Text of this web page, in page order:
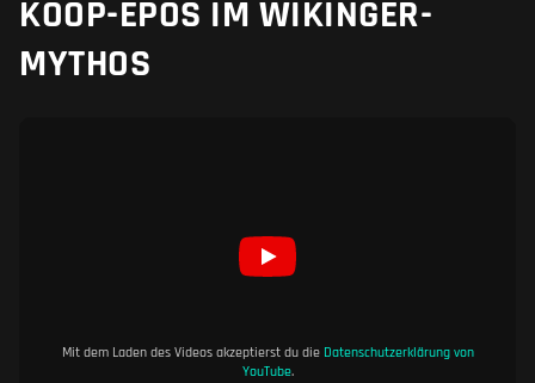
KOOP-EPOS IM WIKINGER-
MYTHOS
Mit dem Laden des Videos akzeptierst du die Datenschutzerklärung von
YouTube.